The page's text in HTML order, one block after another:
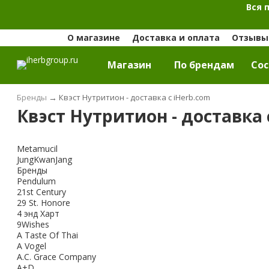
Вся
О магазине Доставка и оплата Отзывы
Магазин По брендам
Бренды → Квэст Нутритион - доставка с iHerb.com
Квэст Нутритион -
Metamucil
JungKwanJang
Бренды
Pendulum
21st Century
29 St. Honore
4 энд Харт
9Wishes
A Taste Of Thai
A Vogel
A.C. Grace Company